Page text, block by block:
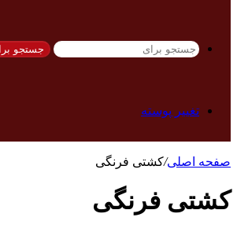
جستجو
تغییر پوسته
صفحه اصلی/کشتی فرنگی
کشتی فرنگی